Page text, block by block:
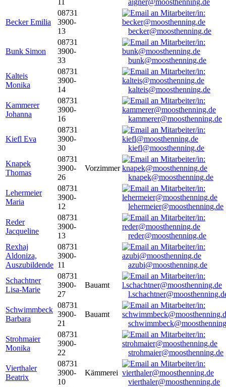
aigner@moosthenning.de
Becker Emilia
08731
3900-
13
becker@moosthenning.de
Bunk Simon
08731
3900-
33
bunk@moosthenning.de
Kalteis
Monika
08731
3900-
14
kalteis@moosthenning.de
Kammerer
Johanna
08731
3900-
16
kammerer@moosthenning.de
Kiefl Eva
08731
3900-
30
kiefl@moosthenning.de
Knapek
Thomas
08731
3900-
26
Vorzimmer
knapek@moosthenning.de
Lehermeier
Maria
08731
3900-
12
lehermeier@moosthenning.de
Reder
Jacqueline
08731
3900-
13
reder@moosthenning.de
Rexhaj
Aldoniza,
Auszubildende
08731
3900-
11
azubi@moosthenning.de
Schachtner
Lisa-Marie
08731
3900-
27
Bauamt
Schwimmbeck
Barbara
08731
3900-
21
Bauamt
Strohmaier
Monika
08731
3900-
22
strohmaier@moosthenning.de
Vierthaler
Beatrix
08731
3900-
10
Kämmerei
vierthaler@moosthenning.de